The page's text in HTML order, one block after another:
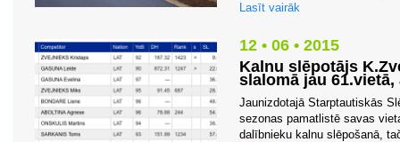
Lasīt vairāk
12 • 06 • 2015
Kalnu slēpotājs
slalomā jau
Jaunizdotajā Starptautiskās
sezonas pamatlistē savas
dalībnieku kalnu slēpošanā,